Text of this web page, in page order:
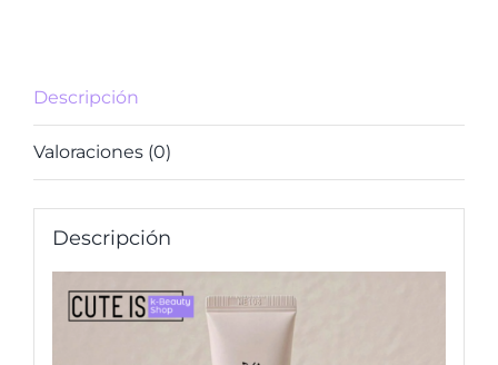
Descripción
Valoraciones (0)
Descripción